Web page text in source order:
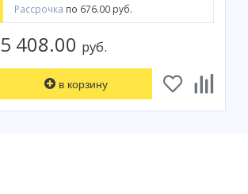
Рассрочка по 676.00 руб.
5 408.00 руб.
в корзину